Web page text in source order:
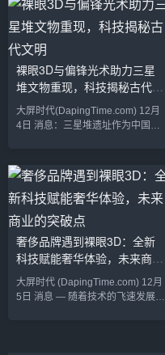
展示，到沉浸式的旅游体验，再到
地方文化的传播，裸眼3D技术正成
为推动地方经济和社会发展的新引
擎。本文将深度剖析裸眼3D技术如
何在数字经济时代影响地方经济、
旅游和文化的转型与升级。裸眼3D
机会随着数字化技术的普及，地方
经...
裸眼3D与偏锋光术助力三星
堆文物重现，科技揭秘古代文
明
大屏时代(DapingTime.com) 12月
4日 消息：三星堆遗址作为中国古
外学者和文化爱好者的高度关注。
然而，由于文物年代久远，且经过
了数千年的风雨侵蚀，许多细节无
法通过传统方式还原。如今，裸眼
3D技术和偏锋光术的结合为三星堆
文物的重现提供了崭新的技术手
段，成功破解了文物背后的神秘面
眼3D技术作为一...
奢侈品牌遇到裸眼3D：全新
科技赋能奢华体验，未来商业
的突破点
大屏时代 (DapingTime.com) 12月
5日 消息 — 随着技术的飞速发展，